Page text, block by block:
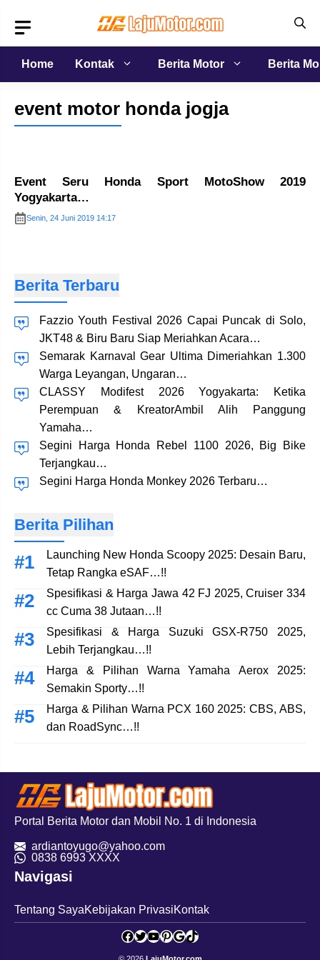
isi
Home
Kontak Berita Motor Berita
event motor honda jogja
Event Seru Honda Sport MotoShow 2019
Yogyakarta…
Senin, 24 Juni 2019 14:17
Berita Terbaru
Fazzio Youth Festival 2026 Capai Puncak di Solo,
JKT48 & Biru Baru Siap Meriahkan Acara…
Semarak Karnaval Gear Ultima Dimeriahkan 1.300
Warga Leyangan, Ungaran…
CLASSY Modifest 2026 Yogyakarta: Ketika
Perempuan & KreatorAmbil Alih Panggung
Yamaha…
Segini Harga Honda Rebel 1100 2026, Big Bike
Terjangkau…
Segini Harga Honda Monkey 2026 Terbaru…
Berita Pilihan
Launching New Honda Scoopy 2025: Desain Baru,
Tetap Rangka eSAF…!!
Spesifikasi & Harga Jawa 42 FJ 2025, Cruiser 334
cc Cuma 38 Jutaan…!!
Spesifikasi & Harga Suzuki GSX-R750 2025,
Lebih Terjangkau…!!
Harga & Pilihan Warna Yamaha Aerox 2025:
Semakin Sporty…!!
Harga & Pilihan Warna PCX 160 2025: CBS, ABS,
dan RoadSync…!!
Portal Berita Motor dan Mobil No. 1 di Indonesia
ardiantoyugo@yahoo.com
0838 6993 XXXX
Navigasi
Tentang SayaKebijakan PrivasiKontak
Facebook
Twitter
YouTube
Pinterest
Google
TikTok